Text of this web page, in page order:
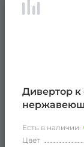
Дивертор к
Есть в наличии
Цвет